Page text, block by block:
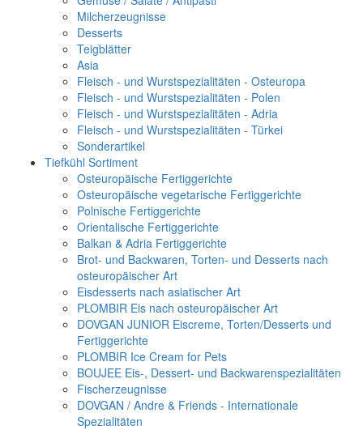
Milcherzeugnisse
Desserts
Teigblätter
Asia
Fleisch - und Wurstspezialitäten - Osteuropa
Fleisch - und Wurstspezialitäten - Polen
Fleisch - und Wurstspezialitäten - Adria
Fleisch - und Wurstspezialitäten - Türkei
Sonderartikel
Tiefkühl Sortiment
Osteuropäische Fertiggerichte
Osteuropäische vegetarische Fertiggerichte
Polnische Fertiggerichte
Orientalische Fertiggerichte
Balkan & Adria Fertiggerichte
Brot- und Backwaren, Torten- und Desserts nach
osteuropäischer Art
Eisdesserts nach asiatischer Art
PLOMBIR Eis nach osteuropäischer Art
DOVGAN JUNIOR Eiscreme, Torten/Desserts und
Fertiggerichte
PLOMBIR Ice Cream for Pets
BOUJEE Eis-, Dessert- und Backwarenspezialitäten
Fischerzeugnisse
DOVGAN / Andre & Friends - Internationale
Spezialitäten